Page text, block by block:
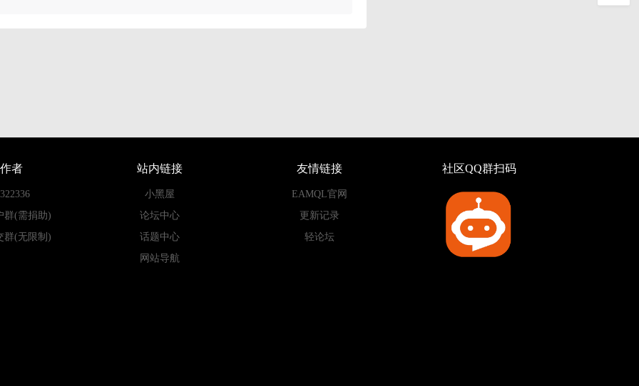
者
群(需捐助)
群(无限制)
站内链接
小黑屋
论坛中心
话题中心
网站导航
友情链接
EAMQL官网
更新记录
轻论坛
社区QQ群扫码